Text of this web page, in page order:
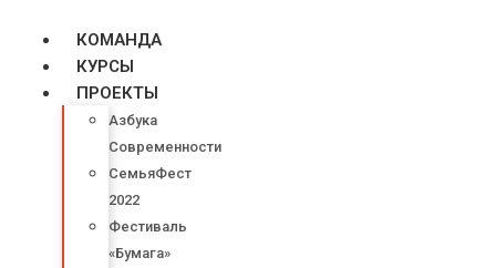
КОМАНДА
КУРСЫ
ПРОЕКТЫ
Азбука
Современности
СемьяФест
2022
Фестиваль
«Бумага»